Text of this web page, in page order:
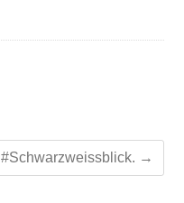
#Schwarzweissblick. →